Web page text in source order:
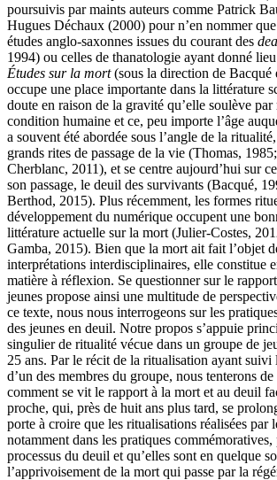
poursuivis par maints auteurs comme Patrick
Hugues Déchaux (2000) pour n’en nommer
études anglo-saxonnes issues du courant des
1994) ou celles de thanatologie ayant donné
Études sur la mort(sous la direction de Bacqué
occupe une place importante dans la littérature
doute en raison de la gravité qu’elle soulève par
condition humaine et ce, peu importe l’âge
a souvent été abordée sous l’angle de la
grands rites de passage de la vie (Thomas,
Cherblanc, 2011), et se centre aujourd’hui sur
son passage, le deuil des survivants (Bacqué,
Berthod, 2015). Plus récemment, les formes
développement du numérique occupent une
littérature actuelle sur la mort (Julier-Costes,
Gamba, 2015). Bien que la mort ait fait l’objet
interprétations interdisciplinaires, elle constitue
matière à réflexion. Se questionner sur le
jeunes propose ainsi une multitude de
ce texte, nous nous interrogeons sur les
des jeunes en deuil. Notre propos s’appuie
singulier de ritualité vécue dans un groupe de
25 ans. Par le récit de la ritualisation ayant suivi
d’un des membres du groupe, nous tenterons
comment se vit le rapport à la mort et au deuil
proche, qui, près de huit ans plus tard, se
porte à croire que les ritualisations réalisées par
notamment dans les pratiques
processus du deuil et qu’elles sont en quelque
l’apprivoisement de la mort qui passe par la